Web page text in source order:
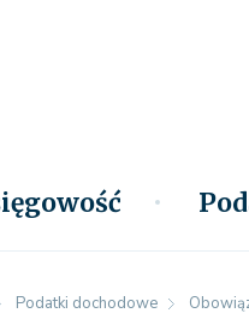
Podatki dochodowe